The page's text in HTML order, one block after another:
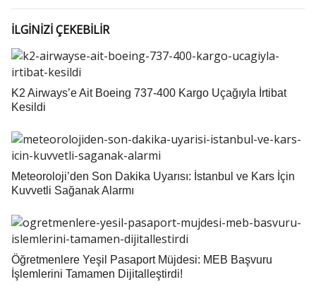
İLGİNİZİ ÇEKEBİLİR
K2 Airways’e Ait Boeing 737-400 Kargo Uçağıyla İrtibat
Kesildi
Meteoroloji’den Son Dakika Uyarısı: İstanbul ve Kars İçin
Kuvvetli Sağanak Alarmı
Öğretmenlere Yeşil Pasaport Müjdesi: MEB Başvuru
İşlemlerini Tamamen Dijitalleştirdi!